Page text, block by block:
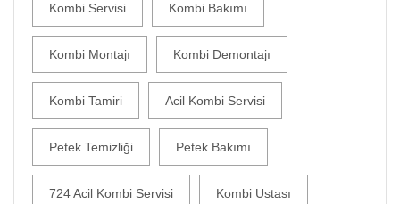
Kombi Servisi Kombi Bakımı
Kombi Montajı Kombi Demontajı
Kombi Tamiri Acil Kombi Servisi
Petek Temizliği Petek Bakımı
724 Acil Kombi Servisi Kombi Ustası